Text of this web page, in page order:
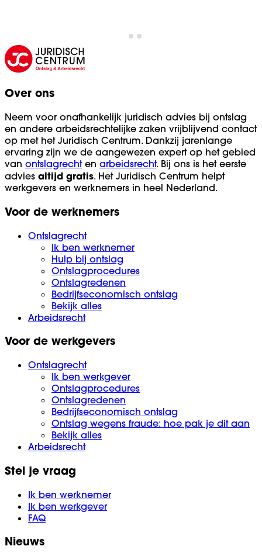
Over ons
Neem voor onafhankelijk juridisch advies bij ontslag
en andere arbeidsrechtelijke zaken vrijblijvend contact
op met het Juridisch Centrum. Dankzij jarenlange
ervaring zijn we de aangewezen expert op het gebied
van ontslagrechten arbeidsrecht. Bij ons is het eerste
advies altijd gratis. Het Juridisch Centrum helpt
werkgevers en werknemers in heel Nederland.
Voor de werknemers
Ontslagrecht
Ik ben werknemer
Hulp bij ontslag
Ontslagprocedures
Ontslagredenen
Bedrijfseconomisch ontslag
Bekijk alles
Arbeidsrecht
Voor de werkgevers
Ontslagrecht
Ik ben werkgever
Ontslagprocedures
Ontslagredenen
Bedrijfseconomisch ontslag
Ontslag wegens fraude: hoe pak je dit aan
Bekijk alles
Arbeidsrecht
Stel je vraag
Ik ben werknemer
Ik ben werkgever
FAQ
Nieuws